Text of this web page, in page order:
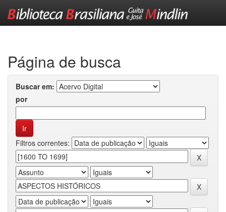
Página de busca
Buscar em:
por
Filtros correntes: